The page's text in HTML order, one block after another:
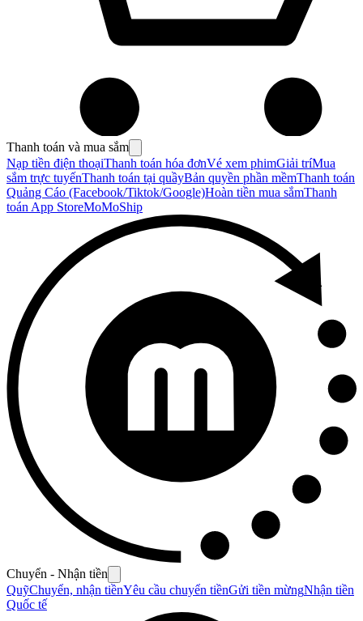
Thanh toán và mua sắm
Nạp tiền điện thoạiThanh toán hóa đơnVé xem phimGiải tríMua
sắm trực tuyếnThanh toán tại quầyBản quyền phần mềmThanh toán
Quảng Cáo (Facebook/Tiktok/Google)Hoàn tiền mua sắmThanh
toán App StoreMoMoShip
Chuyển - Nhận tiền
QuỹChuyển, nhận tiềnYêu cầu chuyển tiềnGửi tiền mừngNhận tiền
Quốc tế